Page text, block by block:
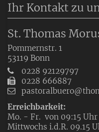
Ihr Kontakt zu
St. Thomas
Pommernstr. 1
53119 Bonn
0228 92129797
0228 666887
Erreichbarkeit:
Mo. - Fr. von 09:15
Mittwochs i.d.R. 09.15